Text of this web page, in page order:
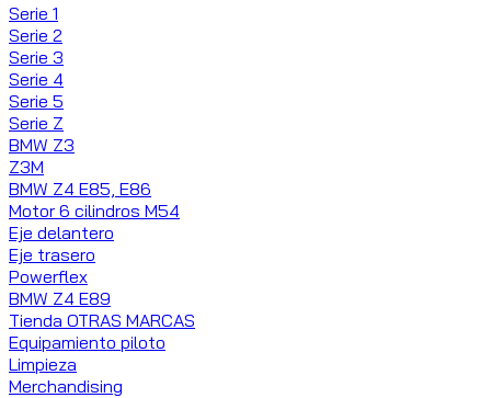
Serie 1
Serie 2
Serie 3
Serie 4
Serie 5
Serie Z
BMW Z3
Z3M
BMW Z4 E85, E86
Motor 6 cilindros M54
Eje delantero
Eje trasero
Powerflex
BMW Z4 E89
Tienda OTRAS MARCAS
Equipamiento piloto
Limpieza
Merchandising